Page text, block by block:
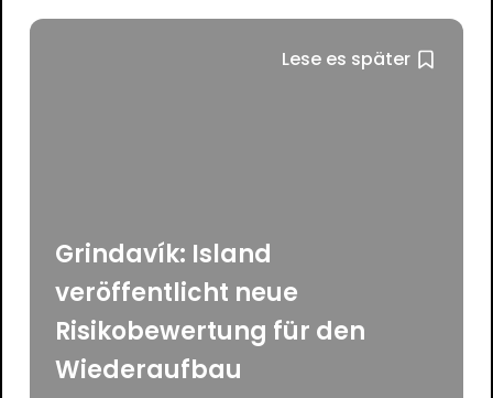
Lese es später
Grindavík: Island
veröffentlicht neue
Risikobewertung für den
Wiederaufbau